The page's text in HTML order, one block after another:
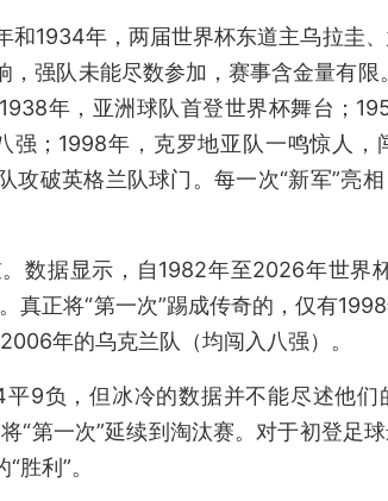
和1934年，两届世界杯东道主乌拉圭
，强队未能尽数参加，赛事含金量有限
年，亚洲球队首登世界杯舞台；
强；1998年，克罗地亚队一鸣惊人，
攻破英格兰队球门。每一次“新军”亮
数据显示，自1982年至2026年世界
真正将“第一次”踢成传奇的，仅有
年的乌克兰队（均闯入八强）。
9负，但冰冷的数据并不能尽述他们
“第一次”延续到淘汰赛。对于初登足
胜利”。